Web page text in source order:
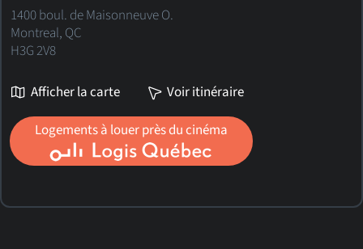
1400 boul. de Maisonneuve O.
Montreal, QC
H3G 2V8
Afficher la carte
Voir itinéraire
Logements à louer près du cinéma